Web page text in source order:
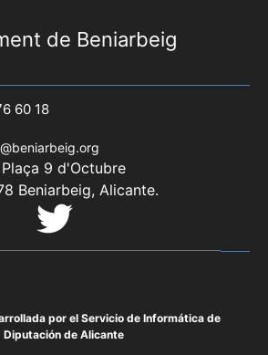
de Beniarbeig
60 18
Plaça 9 d'Octubre
Beniarbeig, Alicante.
por el Servicio de Informática de
Diputación de Alicante